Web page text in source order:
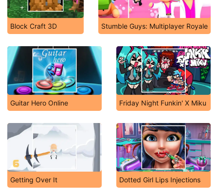
Block Craft 3D Stumble Guys: Multiplayer Royale
Guitar Hero Online Friday Night Funkin' X Miku
Getting Over It Dotted Girl Lips Injections